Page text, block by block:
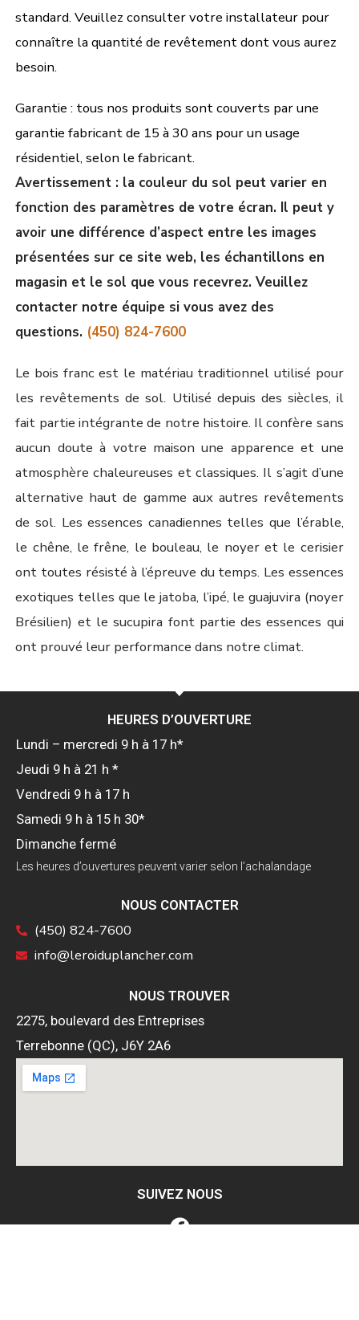
standard. Veuillez consulter votre installateur pour
connaître la quantité de revêtement dont vous aurez
besoin.
Garantie : tous nos produits sont couverts par une
garantie fabricant de 15 à 30 ans pour un usage
résidentiel, selon le fabricant.
Avertissement : la couleur du sol peut varier en
fonction des paramètres de votre écran. Il peut y
avoir une différence d’aspect entre les images
présentées sur ce site web, les échantillons en
magasin et le sol que vous recevrez. Veuillez
contacter notre équipe si vous avez des
questions. (450) 824-7600
Le bois franc est le matériau traditionnel utilisé pour
les revêtements de sol. Utilisé depuis des siècles, il
fait partie intégrante de notre histoire. Il confère sans
aucun doute à votre maison une apparence et une
atmosphère chaleureuses et classiques. Il s’agit d’une
alternative haut de gamme aux autres revêtements
de sol. Les essences canadiennes telles que l’érable,
le chêne, le frêne, le bouleau, le noyer et le cerisier
ont toutes résisté à l’épreuve du temps. Les essences
exotiques telles que le jatoba, l’ipé, le guajuvira (noyer
Brésilien) et le sucupira font partie des essences qui
ont prouvé leur performance dans notre climat.
HEURES D’OUVERTURE
Lundi – mercredi 9 h à 17 h*
Jeudi 9 h à 21 h *
Vendredi 9 h à 17 h
Samedi 9 h à 15 h 30*
Dimanche fermé
Les heures d’ouvertures peuvent varier selon l’achalandage
NOUS CONTACTER
(450) 824-7600
info@leroiduplancher.com
NOUS TROUVER
2275, boulevard des Entreprises
Terrebonne (QC), J6Y 2A6
SUIVEZ NOUS